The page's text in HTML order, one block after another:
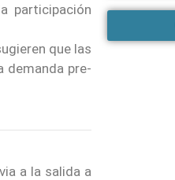
participación
que las
demanda pre-
a la salida a